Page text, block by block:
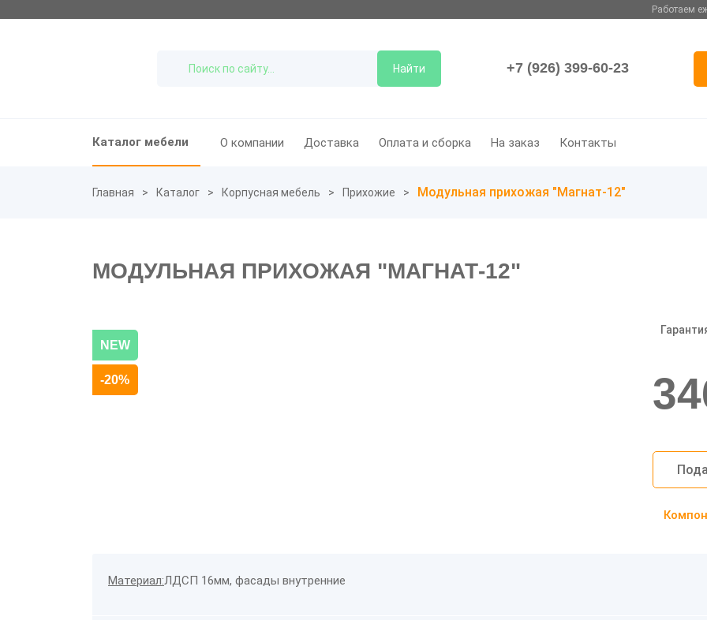
Работаем
Найти +7 (926) 399-60-23
Каталог мебели О компании Доставка Оплата и сборка На заказ Контакты
Главная Каталог Корпусная мебель Прихожие Модульная прихожая "Магнат-12"
МОДУЛЬНАЯ ПРИХОЖАЯ "МАГНАТ-12"
NEW
-20%
Материал:ЛДСП 16мм, фасады внутренние